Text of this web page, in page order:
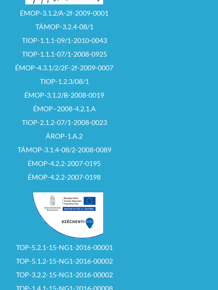
ÉMOP-3.1.2/A-2f-2009-0001
TÁMOP-3.2.4-08/1
TIOP-1.1.1-09/1-2010-0043
TIOP-1.1.1-07/1-2008-0925
ÉMOP-4.3.1/2/2F-2f-2009-0007
TIOP-1.2.3/08/1
ÉMOP-3.1.2/B-2008-0019
ÉMOP–2008-4.2.1.A
TIOP-2.1.2-07/1-2008-0023
ÁROP-1.A.2
TÁMOP-3.1.4-08/2-2008-0089
ÉMOP-4.2.2-2007-0195
ÉMOP-4.2.2-2007-0198
TOP-5.2.1-15-NG1-2016-00001
TOP-5.1.2-15-NG1-2016-00002
TOP-3.2.2-15-NG1-2016-00002